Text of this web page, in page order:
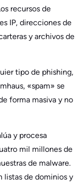
recursos de
IP, direcciones de
y archivos de
tipo de phishing,
«spam» se
forma masiva y no
y procesa
mil millones de
de malware.
listas de dominios y